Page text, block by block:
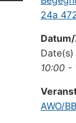
10:00 -
AWO/